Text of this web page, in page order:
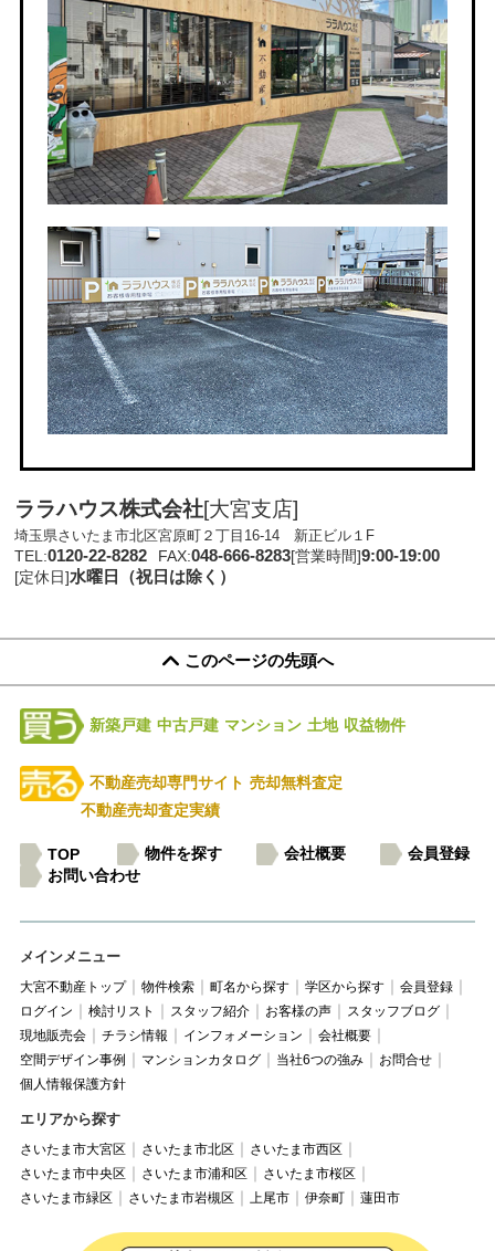
ララハウス株式会社[大宮支店]
埼玉県さいたま市北区宮原町２丁目16-14 新正ビル１F
TEL:0120-22-8282 FAX:048-666-8283[営業時間]9:00-19:00
[定休日]水曜日（祝日は除く）
このページの先頭へ
新築戸建 中古戸建 マンション 土地 収益物件
不動産売却専門サイト 売却無料査定
不動産売却査定実績
TOP 物件を探す 会社概要
会員登録
お問い合わせ
メインメニュー
大宮不動産トップ 物件検索 町名から探す 学区から探す
会員登録
ログイン
検討リスト スタッフ紹介 お客様の声
スタッフブログ
現地販売会
チラシ情報 インフォメーション
会社概要
空間デザイン事例
マンションカタログ 当社6つの強み
お問合せ
個人情報保護方針
エリアから探す
さいたま市大宮区 さいたま市北区
さいたま市西区
さいたま市中央区
さいたま市浦和区
さいたま市桜区
さいたま市緑区
さいたま市岩槻区 上尾市 伊奈町 蓮田市